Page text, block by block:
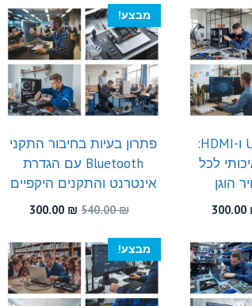
הוא:
300.00 ₪.
היה:
560.00 ₪.
הוא:
300.00 ₪.
תיקון שקעי USB ו-HDMI:
לכל
הוגן
300.00
הוא:
300.00 ₪.
מבצע!
פתרון בעיות בחיבור התקני
Bluetooth עם הגדרת
אינטרנט והתקנים היקפיים
540.00₪
המחיר
היה:
540.00 ₪.
300.00 ₪
המחיר
הוא:
300.00 ₪.
מבצע!